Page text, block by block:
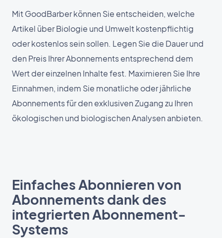
Mit GoodBarber können Sie entscheiden, welche
Artikel über Biologie und Umwelt kostenpflichtig
oder kostenlos sein sollen. Legen Sie die Dauer und
den Preis Ihrer Abonnements entsprechend dem
Wert der einzelnen Inhalte fest. Maximieren Sie Ihre
Einnahmen, indem Sie monatliche oder jährliche
Abonnements für den exklusiven Zugang zu Ihren
ökologischen und biologischen Analysen anbieten.
Einfaches Abonnieren von
Abonnements dank des
integrierten Abonnement-
Systems